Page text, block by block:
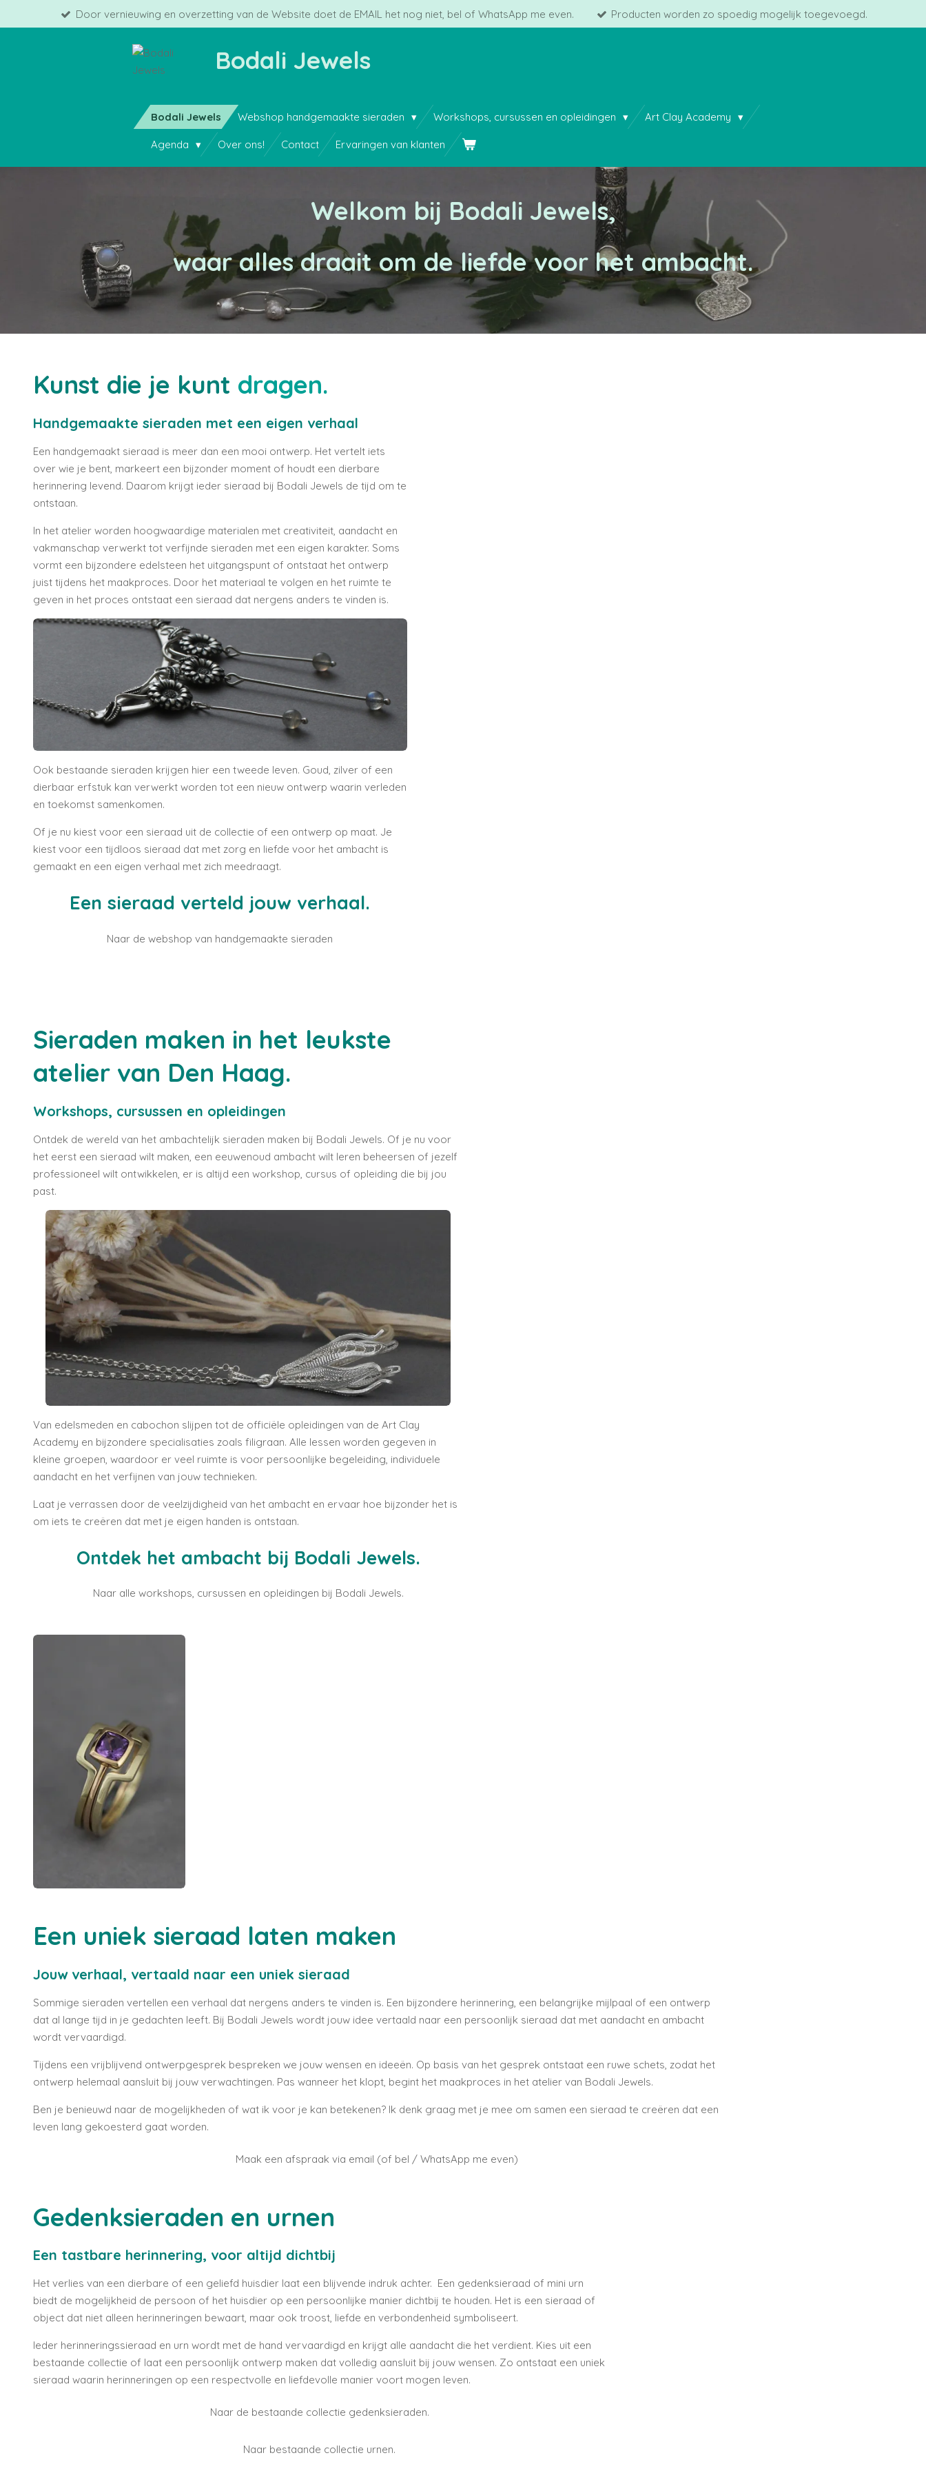
Door vernieuwing en overzetting van de Website doet de EMAIL het nog niet, bel of WhatsApp me even. Producten worden zo spoedig mogelijk toegevoegd.
Bodali Jewels
Bodali Jewels Webshop handgemaakte sieraden Workshops, cursussen en opleidingen Art Clay Academy
Agenda Over ons! Contact Ervaringen van klanten
Welkom bij Bodali Jewels,
waar alles draait om de liefde voor het ambacht.
Kunst die je kunt dragen.
Handgemaakte sieraden met een eigen verhaal
Een handgemaakt sieraad is meer dan een mooi ontwerp. Het vertelt iets
over wie je bent, markeert een bijzonder moment of houdt een dierbare
herinnering levend. Daarom krijgt ieder sieraad bij Bodali Jewels de tijd om te
ontstaan.
In het atelier worden hoogwaardige materialen met creativiteit, aandacht en
vakmanschap verwerkt tot verfijnde sieraden met een eigen karakter. Soms
vormt een bijzondere edelsteen het uitgangspunt of ontstaat het ontwerp
juist tijdens het maakproces. Door het materiaal te volgen en het ruimte te
geven in het proces ontstaat een sieraad dat nergens anders te vinden is.
Ook bestaande sieraden krijgen hier een tweede leven. Goud, zilver of een
dierbaar erfstuk kan verwerkt worden tot een nieuw ontwerp waarin verleden
en toekomst samenkomen.
Of je nu kiest voor een sieraad uit de collectie of een ontwerp op maat. Je
kiest voor een tijdloos sieraad dat met zorg en liefde voor het ambacht is
gemaakt en een eigen verhaal met zich meedraagt.
Een sieraad verteld jouw verhaal.
Naar de webshop van handgemaakte sieraden
Sieraden maken in het leukste
atelier van Den Haag.
Workshops, cursussen en opleidingen
Ontdek de wereld van het ambachtelijk sieraden maken bij Bodali Jewels. Of je nu voor
het eerst een sieraad wilt maken, een eeuwenoud ambacht wilt leren beheersen of jezelf
professioneel wilt ontwikkelen, er is altijd een workshop, cursus of opleiding die bij jou
past.
Van edelsmeden en cabochon slijpen tot de officiële opleidingen van de Art Clay
Academy en bijzondere specialisaties zoals filigraan. Alle lessen worden gegeven in
kleine groepen, waardoor er veel ruimte is voor persoonlijke begeleiding, individuele
aandacht en het verfijnen van jouw technieken.
Laat je verrassen door de veelzijdigheid van het ambacht en ervaar hoe bijzonder het is
om iets te creëren dat met je eigen handen is ontstaan.
Ontdek het ambacht bij Bodali Jewels.
Naar alle workshops, cursussen en opleidingen bij Bodali Jewels.
Een uniek sieraad laten maken
Jouw verhaal, vertaald naar een uniek sieraad
Sommige sieraden vertellen een verhaal dat nergens anders te vinden is. Een bijzondere herinnering, een belangrijke mijlpaal of een ontwerp
dat al lange tijd in je gedachten leeft. Bij Bodali Jewels wordt jouw idee vertaald naar een persoonlijk sieraad dat met aandacht en ambacht
wordt vervaardigd.
Tijdens een vrijblijvend ontwerpgesprek bespreken we jouw wensen en ideeën. Op basis van het gesprek ontstaat een ruwe schets, zodat het
ontwerp helemaal aansluit bij jouw verwachtingen. Pas wanneer het klopt, begint het maakproces in het atelier van Bodali Jewels.
Ben je benieuwd naar de mogelijkheden of wat ik voor je kan betekenen? Ik denk graag met je mee om samen een sieraad te creëren dat een
leven lang gekoesterd gaat worden.
Maak een afspraak via email (of bel / WhatsApp me even)
Gedenksieraden en urnen
Een tastbare herinnering, voor altijd dichtbij
Het verlies van een dierbare of een geliefd huisdier laat een blijvende indruk achter. Een gedenksieraad of mini urn
biedt de mogelijkheid de persoon of het huisdier op een persoonlijke manier dichtbij te houden. Het is een sieraad of
object dat niet alleen herinneringen bewaart, maar ook troost, liefde en verbondenheid symboliseert.
Ieder herinneringssieraad en urn wordt met de hand vervaardigd en krijgt alle aandacht die het verdient. Kies uit een
bestaande collectie of laat een persoonlijk ontwerp maken dat volledig aansluit bij jouw wensen. Zo ontstaat een uniek
sieraad waarin herinneringen op een respectvolle en liefdevolle manier voort mogen leven.
Naar de bestaande collectie gedenksieraden.
Naar bestaande collectie urnen.